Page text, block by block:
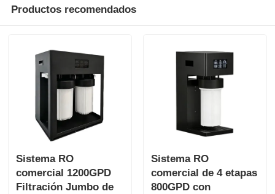
Productos recomendados
Sistema RO
comercial 1200GPD
Filtración Jumbo de
Sistema RO
comercial de 4 etapas
800GPD con